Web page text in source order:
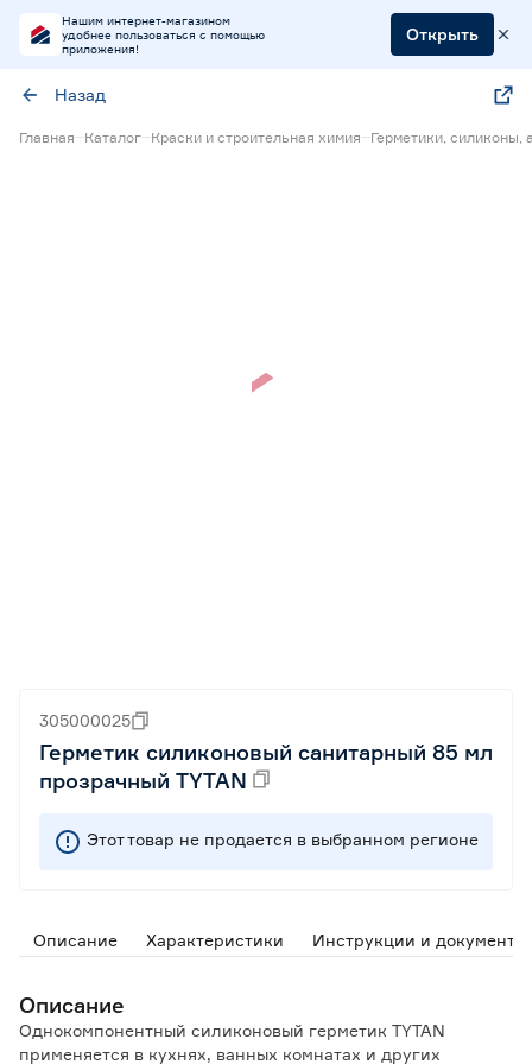
Нашим интернет-магазином
удобнее пользоваться с помощью
приложения!
Открыть
Назад
Главная Каталог Краски и строительная химия Герметики, силиконы,
305000025
Герметик силиконовый санитарный 85 мл
прозрачный TYTAN
Этот товар не продается в выбранном регионе
Описание Характеристики Инструкции и документы
Описание
Однокомпонентный силиконовый герметик TYTAN
применяется в кухнях, ванных комнатах и других